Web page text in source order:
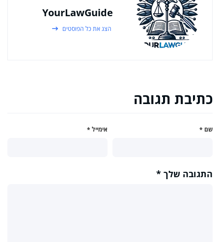
YourLawGuide
הצג את כל הפוסטים
כתיבת תגובה
שם * אימייל *
התגובה שלך *